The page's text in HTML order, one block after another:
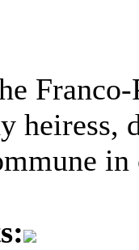
heiress,